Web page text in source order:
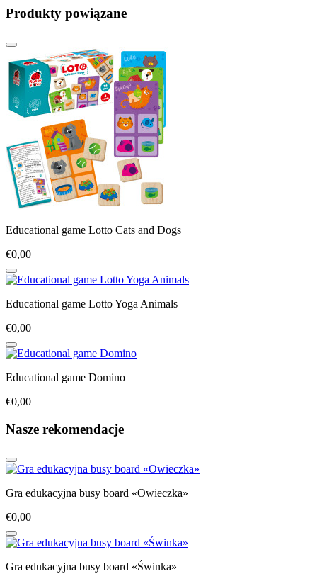
Produkty powiązane
Educational game Lotto Cats and Dogs
€0,00
Educational game Lotto Yoga Animals
€0,00
Educational game Domino
€0,00
Nasze rekomendacje
Gra edukacyjna busy board «Owieczka»
€0,00
Gra edukacyjna busy board «Świnka»